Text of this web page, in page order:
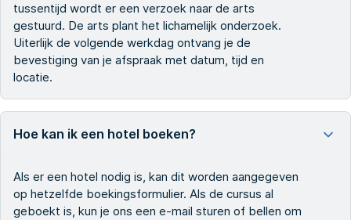
tussentijd wordt er een verzoek naar de arts
gestuurd. De arts plant het lichamelijk onderzoek.
Uiterlijk de volgende werkdag ontvang je de
bevestiging van je afspraak met datum, tijd en
locatie.
Hoe kan ik een hotel boeken?
Als er een hotel nodig is, kan dit worden aangegeven
op hetzelfde boekingsformulier. Als de cursus al
geboekt is, kun je ons een e-mail sturen of bellen om